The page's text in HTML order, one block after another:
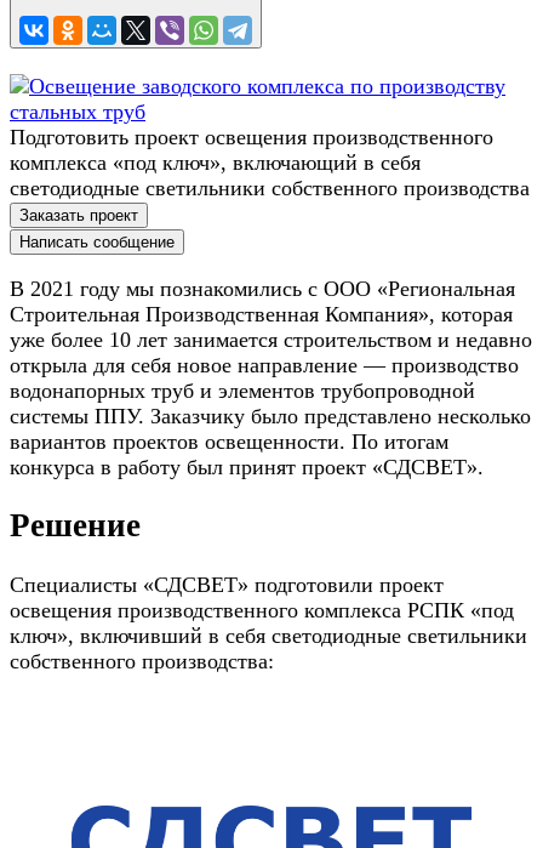
Подготовить проект освещения производственного
комплекса «под ключ», включающий в себя
светодиодные светильники собственного производства
Заказать проект
Написать сообщение
В 2021 году мы познакомились с ООО «Региональная
Строительная Производственная Компания», которая
уже более 10 лет занимается строительством и недавно
открыла для себя новое направление — производство
водонапорных труб и элементов трубопроводной
системы ППУ. Заказчику было представлено несколько
вариантов проектов освещенности. По итогам
конкурса в работу был принят проект «СДСВЕТ».
Решение
Специалисты «СДСВЕТ» подготовили проект
освещения производственного комплекса РСПК «под
ключ», включивший в себя светодиодные светильники
собственного производства: